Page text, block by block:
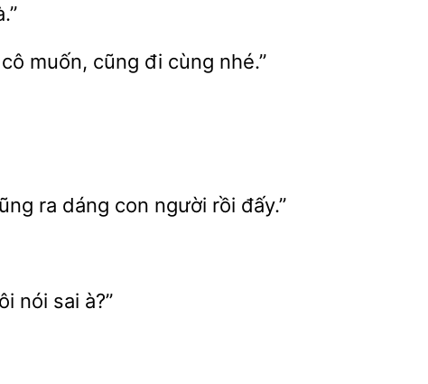
muốn, cùng nhé.”
ra dáng người rồi đấy.”
nói sai à?”